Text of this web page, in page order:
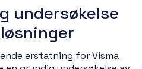
undersøkelse
erstatning for Visma